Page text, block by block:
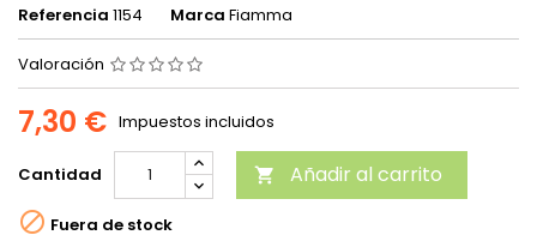
Referencia 1154 Marca Fiamma
Valoración
7,30 € Impuestos incluidos
Cantidad  Añadir al carrito
 Fuera de stock